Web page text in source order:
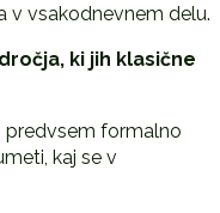
v vsakodnevnem delu.
čja, ki jih klasične
predvsem formalno
kaj se v